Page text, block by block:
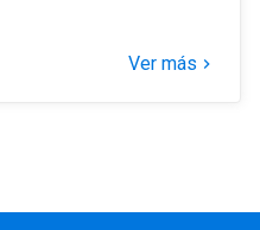
Ver más keyboard_arrow_right